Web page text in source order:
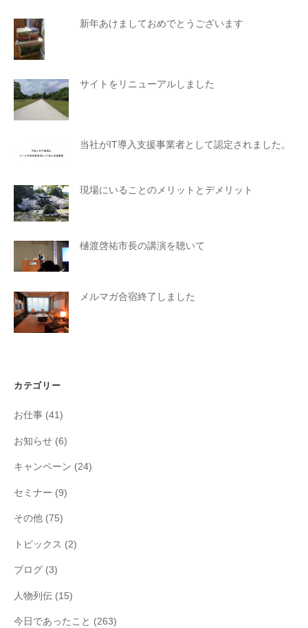
新年あけましておめでとうございます
サイトをリニューアルしました
当社がIT導入支援事業者として認定されました。
現場にいることのメリットとデメリット
樋渡啓祐市長の講演を聴いて
メルマガ合宿終了しました
カテゴリー
お仕事 (41)
お知らせ (6)
キャンペーン (24)
セミナー (9)
その他 (75)
トピックス (2)
ブログ (3)
人物列伝 (15)
今日であったこと (263)